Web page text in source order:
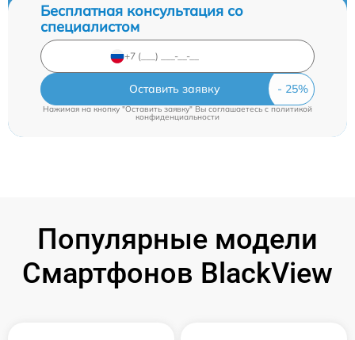
Бесплатная консультация со
специалистом
Оставить заявку
Нажимая на кнопку "Оставить заявку" Вы соглашаетесь cполитикой
конфиденциальности
Популярные модели
Смартфонов BlackView